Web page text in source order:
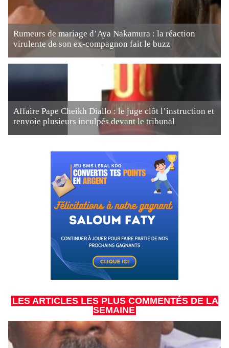
Rumeurs de mariage d’Aya Nakamura : la réaction
virulente de son ex-compagnon fait le buzz
Affaire Pape Cheikh Diallo : le juge clôt l’instruction et
renvoie plusieurs inculpés devant le tribunal
LES ARTICLES LES PLUS COMMENTÉS DE LA
SEMAINE